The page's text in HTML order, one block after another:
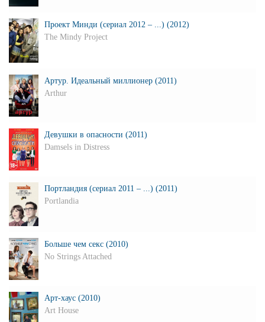
Проект Минди (сериал 2012 – ...) (2012)
The Mindy Project
Артур. Идеальный миллионер (2011)
Arthur
Девушки в опасности (2011)
Damsels in Distress
Портландия (сериал 2011 – ...) (2011)
Portlandia
Больше чем секс (2010)
No Strings Attached
Арт-хаус (2010)
Art House